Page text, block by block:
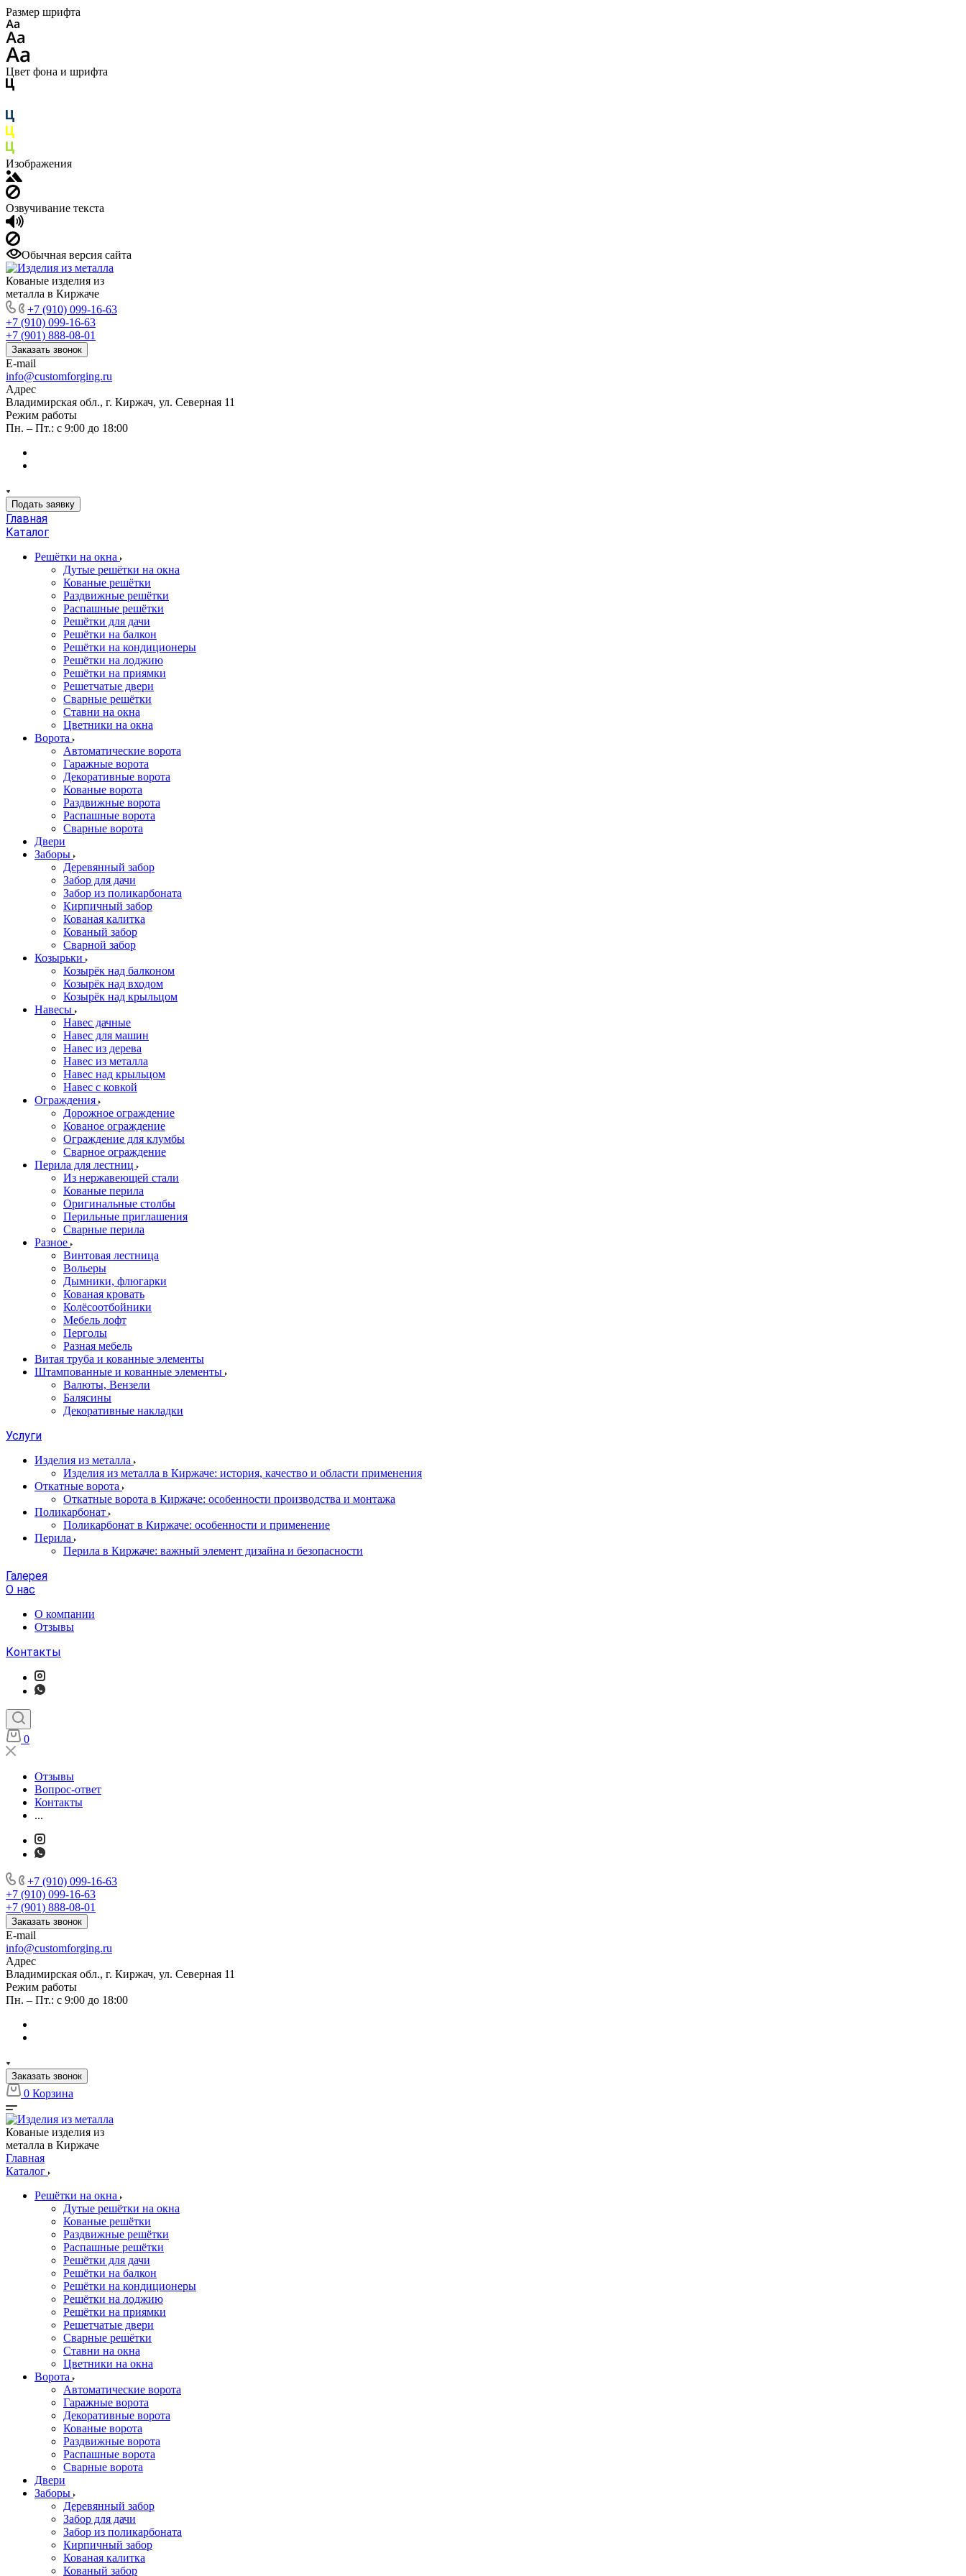
Размер шрифта
Цвет фона и шрифта
Изображения
Озвучивание текста
Обычная версия сайта
Кованые изделия из
металла в Киржаче
+7 (910) 099-16-63
+7 (910) 099-16-63
+7 (901) 888-08-01
Заказать звонок
E-mail
info@customforging.ru
Адрес
Владимирская обл., г. Киржач, ул. Северная 11
Режим работы
Пн. – Пт.: с 9:00 до 18:00
Подать заявку
Главная
Каталог
Решётки на окна
Дутые решётки на окна
Кованые решётки
Раздвижные решётки
Распашные решётки
Решётки для дачи
Решётки на балкон
Решётки на кондиционеры
Решётки на лоджию
Решётки на приямки
Решетчатые двери
Сварные решётки
Ставни на окна
Цветники на окна
Ворота
Автоматические ворота
Гаражные ворота
Декоративные ворота
Кованые ворота
Раздвижные ворота
Распашные ворота
Сварные ворота
Двери
Заборы
Деревянный забор
Забор для дачи
Забор из поликарбоната
Кирпичный забор
Кованая калитка
Кованый забор
Сварной забор
Козырьки
Козырёк над балконом
Козырёк над входом
Козырёк над крыльцом
Навесы
Навес дачные
Навес для машин
Навес из дерева
Навес из металла
Навес над крыльцом
Навес с ковкой
Ограждения
Дорожное ограждение
Кованое ограждение
Ограждение для клумбы
Сварное ограждение
Перила для лестниц
Из нержавеющей стали
Кованые перила
Оригинальные столбы
Перильные приглашения
Сварные перила
Разное
Винтовая лестница
Вольеры
Дымники, флюгарки
Кованая кровать
Колёсоотбойники
Мебель лофт
Перголы
Разная мебель
Витая труба и кованные элементы
Штампованные и кованные элементы
Валюты, Вензели
Балясины
Декоративные накладки
Услуги
Изделия из металла
Изделия из металла в Киржаче: история, качество и области применения
Откатные ворота
Откатные ворота в Киржаче: особенности производства и монтажа
Поликарбонат
Поликарбонат в Киржаче: особенности и применение
Перила
Перила в Киржаче: важный элемент дизайна и безопасности
Галерея
О нас
О компании
Отзывы
Контакты
0
Отзывы
Вопрос-ответ
Контакты
...
+7 (910) 099-16-63
+7 (910) 099-16-63
+7 (901) 888-08-01
Заказать звонок
E-mail
info@customforging.ru
Адрес
Владимирская обл., г. Киржач, ул. Северная 11
Режим работы
Пн. – Пт.: с 9:00 до 18:00
Заказать звонок
0 Корзина
Кованые изделия из
металла в Киржаче
Главная
Каталог
Решётки на окна
Дутые решётки на окна
Кованые решётки
Раздвижные решётки
Распашные решётки
Решётки для дачи
Решётки на балкон
Решётки на кондиционеры
Решётки на лоджию
Решётки на приямки
Решетчатые двери
Сварные решётки
Ставни на окна
Цветники на окна
Ворота
Автоматические ворота
Гаражные ворота
Декоративные ворота
Кованые ворота
Раздвижные ворота
Распашные ворота
Сварные ворота
Двери
Заборы
Деревянный забор
Забор для дачи
Забор из поликарбоната
Кирпичный забор
Кованая калитка
Кованый забор